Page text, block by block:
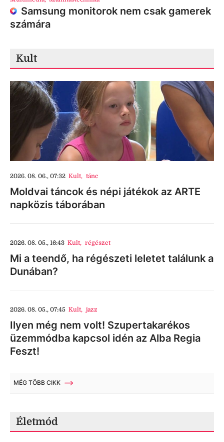
Samsung monitorok nem csak gamerek
számára
Kult
2026. 08. 06., 07:32 Kult, tánc
Moldvai táncok és népi játékok az ARTE
napközis táborában
2026. 08. 05., 16:43 Kult, régészet
Mi a teendő, ha régészeti leletet találunk a
Dunában?
2026. 08. 05., 07:45 Kult, jazz
Ilyen még nem volt! Szupertakarékos
üzemmódba kapcsol idén az Alba Regia
Feszt!
MÉG TÖBB CIKK
Életmód